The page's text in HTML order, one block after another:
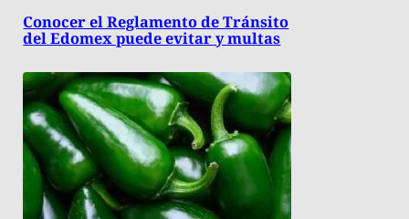
Conocer el Reglamento de Tránsito
del Edomex puede evitar y multas